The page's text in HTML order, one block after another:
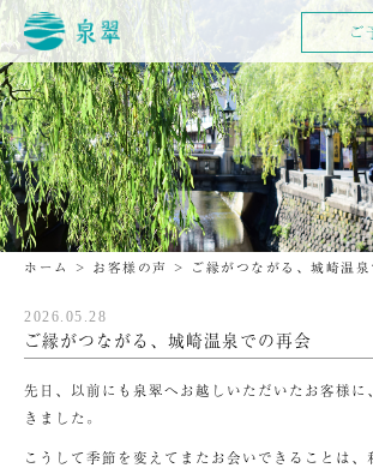
ホーム > お客様の声 > ご縁がつながる、城崎温
2026.05.28
ご縁がつながる、城崎温泉での再会
先日、以前にも泉翠へお越しいただいたお客様に
きました。
こうして季節を変えてまたお会いできることは、
ご